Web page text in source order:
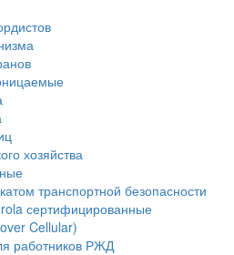
хозяйства
транспортной безопасности
сертифицированные
Cellular)
работников РЖД